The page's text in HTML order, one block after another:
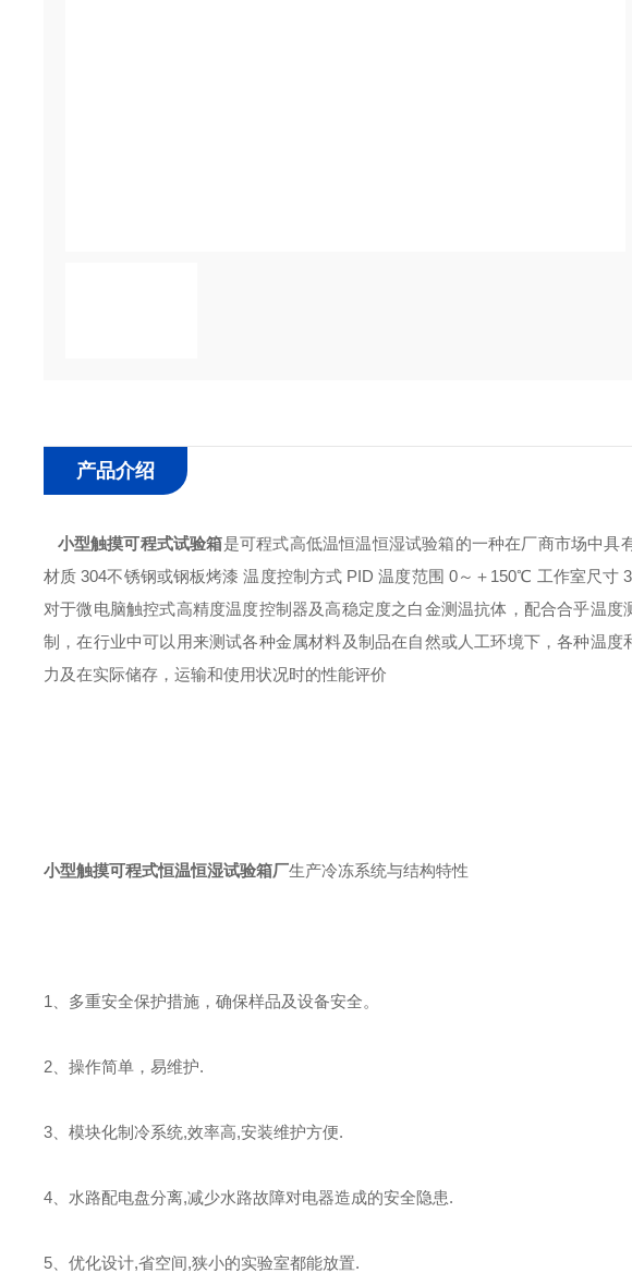
产品介绍
小型触摸可程式试验箱是可程式高低温恒温恒湿试验箱的一种在厂商市场中
材质 304不锈钢或钢板烤漆 温度控制方式 PID 温度范围 0～＋150℃ 工作室尺寸
对于微电脑触控式高精度温度控制器及高稳定度之白金测温抗体，配合合乎温
制，在行业中可以用来测试各种金属材料及制品在自然或人工环境下，各种温
力及在实际储存，运输和使用状况时的性能评价
小型触摸可程式恒温恒湿试验箱厂生产冷冻系统与结构特性
1、多重安全保护措施，确保样品及设备安全。
2、操作简单，易维护.
3、模块化制冷系统,效率高,安装维护方便.
4、水路配电盘分离,减少水路故障对电器造成的安全隐患.
5、优化设计,省空间,狭小的实验室都能放置.